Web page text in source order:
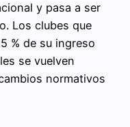
y pasa a ser
Los clubes que
% de su ingreso
se vuelven
normativos